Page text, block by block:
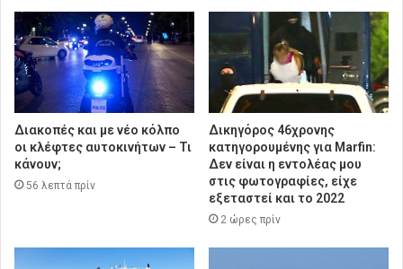
Διακοπές και με νέο κόλπο
οι κλέφτες αυτοκινήτων – Τι
κάνουν;
56 λεπτά πρίν
Δικηγόρος 46χρονης
κατηγορουμένης για Marfin:
Δεν είναι η εντολέας μου
στις φωτογραφίες, είχε
εξεταστεί και το 2022
2 ώρες πρίν